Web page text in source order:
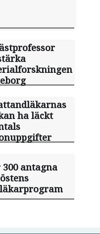
ha läckt
300 antagna